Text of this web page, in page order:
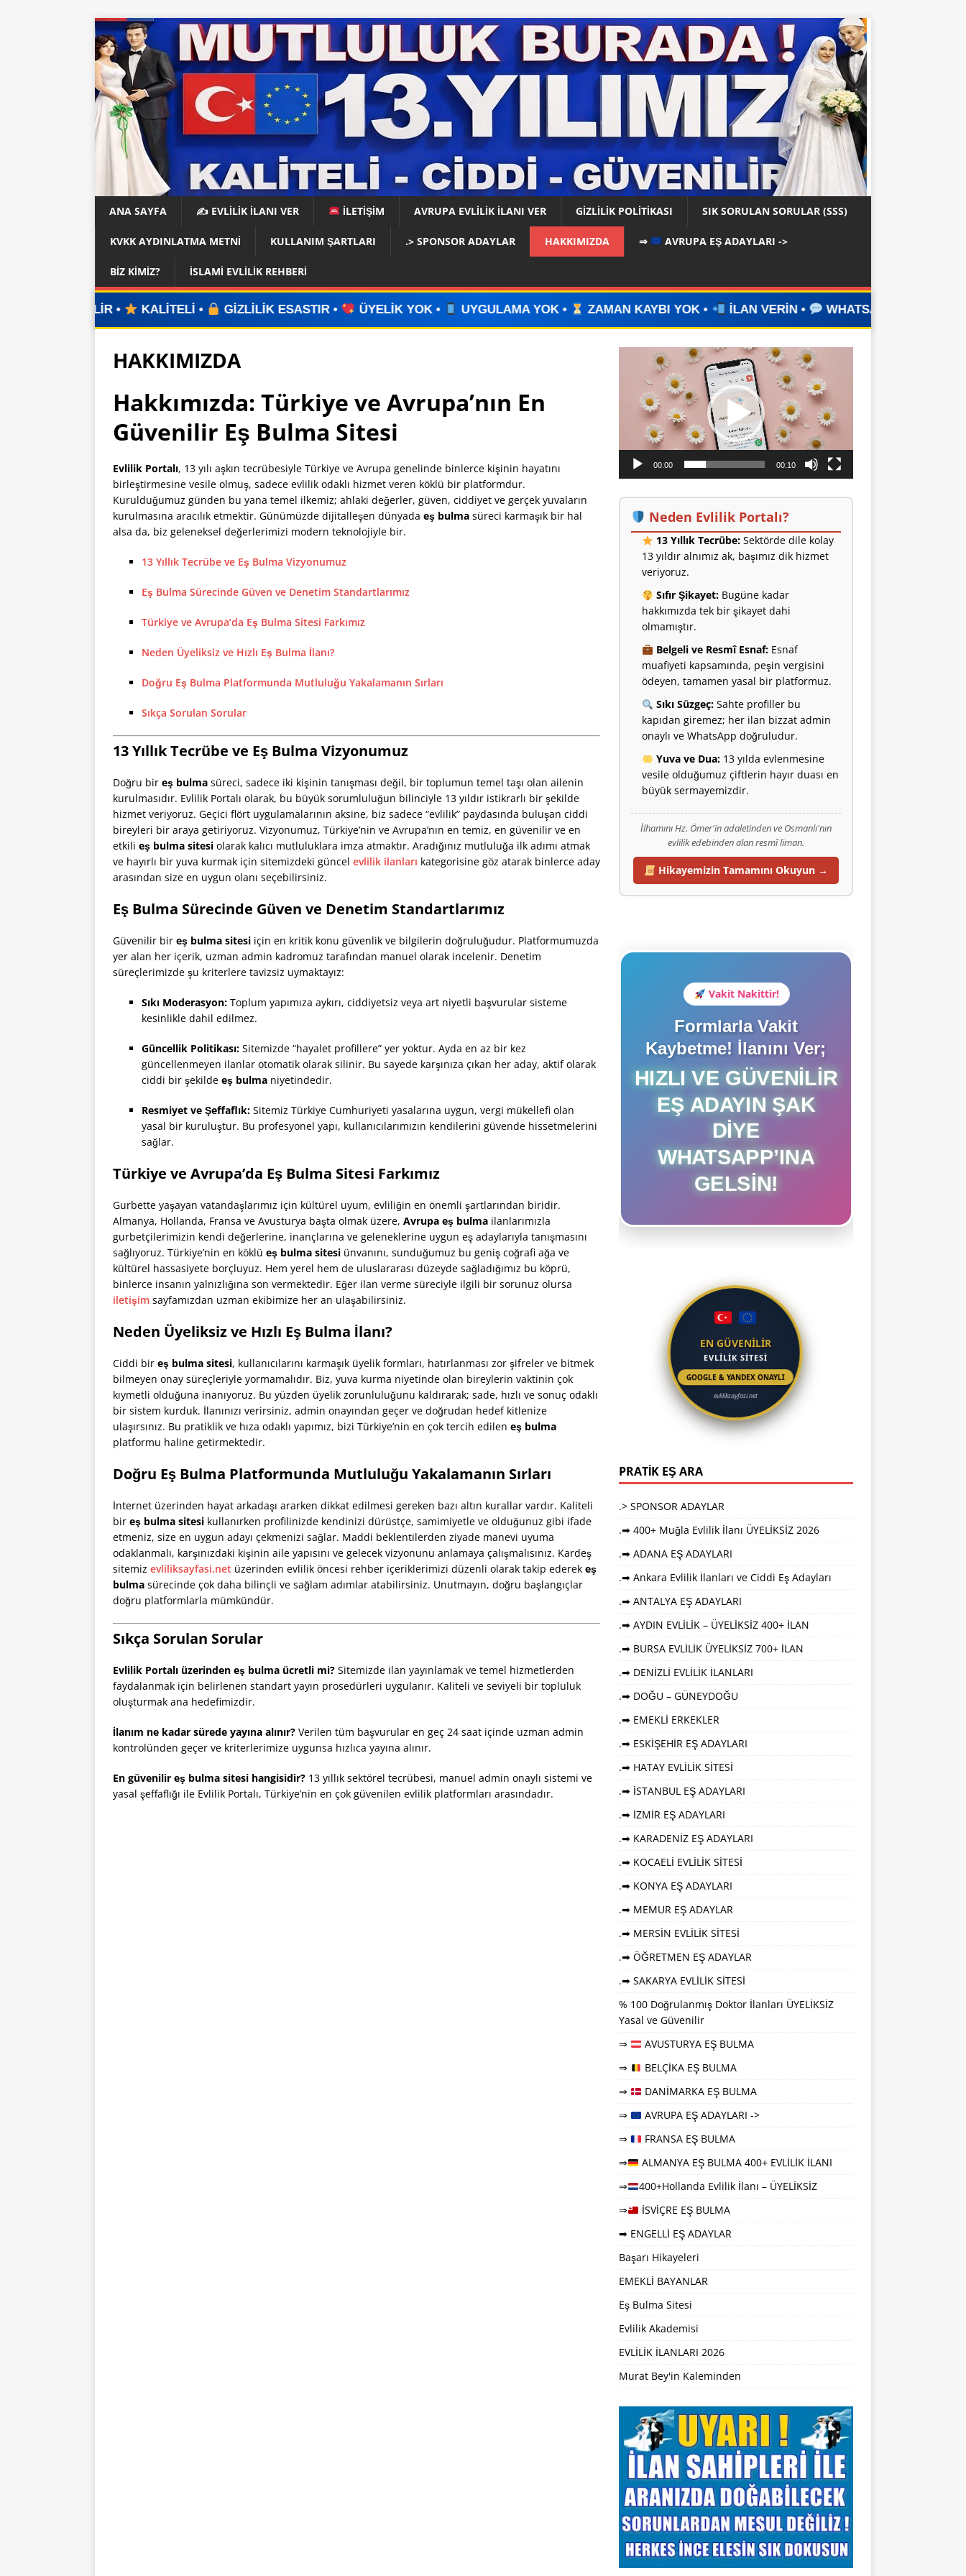
ANA SAYFA ✍️ EVLİLİK İLANI VER İLETİŞİM AVRUPA EVLİLİK İLANI VER GIZLILIK POLITIKASI SIK SORULAN SORULAR (SSS)
KVKK AYDINLATMA METNI KULLANIM ŞARTLARI .> SPONSOR ADAYLAR HAKKIMIZDA ⇒ AVRUPA EŞ ADAYLARI ->
BIZ KIMIZ? İSLAMI EVLILIK REHBERI
KALİTELİ • GİZLİLİK ESASTIR • ÜYELİK YOK • UYGULAMA YOK • ZAMAN KAYBI YOK • İLAN VERİN • WHATSAPP ÜZERİNDEN İLETİŞİM
HAKKIMIZDA
Hakkımızda: Türkiye ve Avrupa’nın En
Güvenilir Eş Bulma Sitesi
Evlilik Portalı, 13 yılı aşkın tecrübesiyle Türkiye ve Avrupa genelinde binlerce kişinin hayatını
birleştirmesine vesile olmuş, sadece evlilik odaklı hizmet veren köklü bir platformdur.
Kurulduğumuz günden bu yana temel ilkemiz; ahlaki değerler, güven, ciddiyet ve gerçek yuvaların
kurulmasına aracılık etmektir. Günümüzde dijitalleşen dünyada eş bulma süreci karmaşık bir hal
alsa da, biz geleneksel değerlerimizi modern teknolojiyle bir.
13 Yıllık Tecrübe ve Eş Bulma Vizyonumuz
Eş Bulma Sürecinde Güven ve Denetim Standartlarımız
Türkiye ve Avrupa’da Eş Bulma Sitesi Farkımız
Neden Üyeliksiz ve Hızlı Eş Bulma İlanı?
Doğru Eş Bulma Platformunda Mutluluğu Yakalamanın Sırları
Sıkça Sorulan Sorular
13 Yıllık Tecrübe ve Eş Bulma Vizyonumuz
Doğru bir eş bulma süreci, sadece iki kişinin tanışması değil, bir toplumun temel taşı olan ailenin
kurulmasıdır. Evlilik Portalı olarak, bu büyük sorumluluğun bilinciyle 13 yıldır istikrarlı bir şekilde
hizmet veriyoruz. Geçici flört uygulamalarının aksine, biz sadece “evlilik” paydasında buluşan ciddi
bireyleri bir araya getiriyoruz. Vizyonumuz, Türkiye’nin ve Avrupa’nın en temiz, en güvenilir ve en
etkili eş bulma sitesi olarak kalıcı mutluluklara imza atmaktır. Aradığınız mutluluğa ilk adımı atmak
ve hayırlı bir yuva kurmak için sitemizdeki güncel evlilik ilanları kategorisine göz atarak binlerce aday
arasından size en uygun olanı seçebilirsiniz.
Eş Bulma Sürecinde Güven ve Denetim Standartlarımız
Güvenilir bir eş bulma sitesi için en kritik konu güvenlik ve bilgilerin doğruluğudur. Platformumuzda
yer alan her içerik, uzman admin kadromuz tarafından manuel olarak incelenir. Denetim
süreçlerimizde şu kriterlere tavizsiz uymaktayız:
Sıkı Moderasyon: Toplum yapımıza aykırı, ciddiyetsiz veya art niyetli başvurular sisteme
kesinlikle dahil edilmez.
Güncellik Politikası: Sitemizde “hayalet profillere” yer yoktur. Ayda en az bir kez
güncellenmeyen ilanlar otomatik olarak silinir. Bu sayede karşınıza çıkan her aday, aktif olarak
ciddi bir şekilde eş bulma niyetindedir.
Resmiyet ve Şeffaflık: Sitemiz Türkiye Cumhuriyeti yasalarına uygun, vergi mükellefi olan
yasal bir kuruluştur. Bu profesyonel yapı, kullanıcılarımızın kendilerini güvende hissetmelerini
sağlar.
Türkiye ve Avrupa’da Eş Bulma Sitesi Farkımız
Gurbette yaşayan vatandaşlarımız için kültürel uyum, evliliğin en önemli şartlarından biridir.
Almanya, Hollanda, Fransa ve Avusturya başta olmak üzere, Avrupa eş bulma ilanlarımızla
gurbetçilerimizin kendi değerlerine, inançlarına ve geleneklerine uygun eş adaylarıyla tanışmasını
sağlıyoruz. Türkiye’nin en köklü eş bulma sitesi ünvanını, sunduğumuz bu geniş coğrafi ağa ve
kültürel hassasiyete borçluyuz. Hem yerel hem de uluslararası düzeyde sağladığımız bu köprü,
binlerce insanın yalnızlığına son vermektedir. Eğer ilan verme süreciyle ilgili bir sorunuz olursa
iletişim sayfamızdan uzman ekibimize her an ulaşabilirsiniz.
Neden Üyeliksiz ve Hızlı Eş Bulma İlanı?
Ciddi bir eş bulma sitesi, kullanıcılarını karmaşık üyelik formları, hatırlanması zor şifreler ve bitmek
bilmeyen onay süreçleriyle yormamalıdır. Biz, yuva kurma niyetinde olan bireylerin vaktinin çok
kıymetli olduğuna inanıyoruz. Bu yüzden üyelik zorunluluğunu kaldırarak; sade, hızlı ve sonuç odaklı
bir sistem kurduk. İlanınızı verirsiniz, admin onayından geçer ve doğrudan hedef kitlenize
ulaşırsınız. Bu pratiklik ve hıza odaklı yapımız, bizi Türkiye’nin en çok tercih edilen eş bulma
platformu haline getirmektedir.
Doğru Eş Bulma Platformunda Mutluluğu Yakalamanın Sırları
İnternet üzerinden hayat arkadaşı ararken dikkat edilmesi gereken bazı altın kurallar vardır. Kaliteli
bir eş bulma sitesi kullanırken profilinizde kendinizi dürüstçe, samimiyetle ve olduğunuz gibi ifade
etmeniz, size en uygun adayı çekmenizi sağlar. Maddi beklentilerden ziyade manevi uyuma
odaklanmalı, karşınızdaki kişinin aile yapısını ve gelecek vizyonunu anlamaya çalışmalısınız. Kardeş
sitemiz evliliksayfasi.net üzerinden evlilik öncesi rehber içeriklerimizi düzenli olarak takip ederek eş
bulma sürecinde çok daha bilinçli ve sağlam adımlar atabilirsiniz. Unutmayın, doğru başlangıçlar
doğru platformlarla mümkündür.
Sıkça Sorulan Sorular
Evlilik Portalı üzerinden eş bulma ücretli mi? Sitemizde ilan yayınlamak ve temel hizmetlerden
faydalanmak için belirlenen standart yayın prosedürleri uygulanır. Kaliteli ve seviyeli bir topluluk
oluşturmak ana hedefimizdir.
İlanım ne kadar sürede yayına alınır? Verilen tüm başvurular en geç 24 saat içinde uzman admin
kontrolünden geçer ve kriterlerimize uygunsa hızlıca yayına alınır.
En güvenilir eş bulma sitesi hangisidir? 13 yıllık sektörel tecrübesi, manuel admin onaylı sistemi ve
yasal şeffaflığı ile Evlilik Portalı, Türkiye’nin en çok güvenilen evlilik platformları arasındadır.
oynatıcı
00:00 00:10
Neden Evlilik Portalı?
13 Yıllık Tecrübe:Sektörde dile kolay
13 yıldır alnımız ak, başımız dik hizmet
veriyoruz.
Sıfır Şikayet:Bugüne kadar
hakkımızda tek bir şikayet dahi
olmamıştır.
Belgeli ve Resmî Esnaf:Esnaf
muafiyeti kapsamında, peşin vergisini
ödeyen, tamamen yasal bir platformuz.
Sıkı Süzgeç:Sahte profiller bu
kapıdan giremez; her ilan bizzat admin
onaylı ve WhatsApp doğruludur.
Yuva ve Dua:13 yılda evlenmesine
vesile olduğumuz çiftlerin hayır duası en
büyük sermayemizdir.
İlhamını Hz. Ömer'in adaletinden ve Osmanlı'nın
evlilik edebinden alan resmî liman.
Hikayemizin Tamamını Okuyun →
Vakit Nakittir!
Formlarla Vakit
Kaybetme! İlanını Ver;
HIZLI VE GÜVENILIR
EŞ ADAYIN ŞAK
DIYE
WHATSAPP’INA
GELSIN!
EN GÜVENİLİR
EVLİLİK SİTESİ
GOOGLE & YANDEX ONAYLI
evliliksayfasi.net
PRATİK EŞ ARA
.> SPONSOR ADAYLAR
.➡ 400+ Muğla Evlilik İlanı ÜYELİKSİZ 2026
.➡ ADANA EŞ ADAYLARI
.➡ Ankara Evlilik İlanları ve Ciddi Eş Adayları
.➡ ANTALYA EŞ ADAYLARI
.➡ AYDIN EVLİLİK – ÜYELİKSİZ 400+ İLAN
.➡ BURSA EVLİLİK ÜYELİKSİZ 700+ İLAN
.➡ DENİZLİ EVLİLİK İLANLARI
.➡ DOĞU – GÜNEYDOĞU
.➡ EMEKLİ ERKEKLER
.➡ ESKİŞEHİR EŞ ADAYLARI
.➡ HATAY EVLİLİK SİTESİ
.➡ İSTANBUL EŞ ADAYLARI
.➡ İZMİR EŞ ADAYLARI
.➡ KARADENİZ EŞ ADAYLARI
.➡ KOCAELİ EVLİLİK SİTESİ
.➡ KONYA EŞ ADAYLARI
.➡ MEMUR EŞ ADAYLAR
.➡ MERSİN EVLİLİK SİTESİ
.➡ ÖĞRETMEN EŞ ADAYLAR
.➡ SAKARYA EVLİLİK SİTESİ
% 100 Doğrulanmış Doktor İlanları ÜYELİKSİZ
Yasal ve Güvenilir
⇒
AVUSTURYA EŞ BULMA
⇒
BELÇİKA EŞ BULMA
⇒
DANİMARKA EŞ BULMA
⇒
AVRUPA EŞ ADAYLARI ->
⇒
FRANSA EŞ BULMA
⇒
ALMANYA EŞ BULMA 400+ EVLİLİK İLANI
⇒
400+Hollanda Evlilik İlanı – ÜYELİKSİZ
⇒
İSVİÇRE EŞ BULMA
➡ ENGELLİ EŞ ADAYLAR
Başarı Hikayeleri
EMEKLİ BAYANLAR
Eş Bulma Sitesi
Evlilik Akademisi
EVLİLİK İLANLARI 2026
Murat Bey'in Kaleminden